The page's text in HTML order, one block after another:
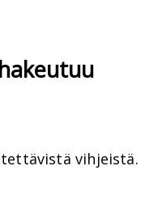
vihjeistä.